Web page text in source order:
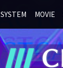
SYSTEM MOVIE